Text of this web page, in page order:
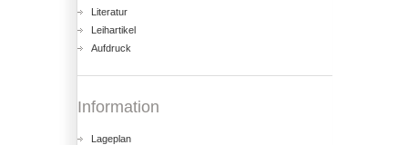
Literatur
Leihartikel
Aufdruck
Information
Lageplan